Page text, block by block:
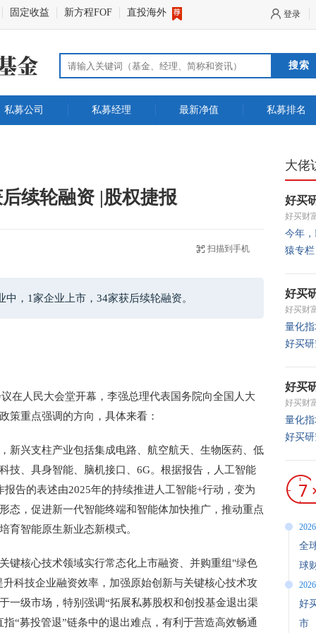
固定收益 新方程FOF 直投海外 登录
搜索
私募公司 私募经理 最新净值 私募排名
续轮融资 |股权捷报
扫描到手机
，1家企业上市，34家获后续轮融资。
在人民大会堂开幕，李强总理代表国务院向全国人大
策重点强调的方向，具体来看：
新兴支柱产业包括集成电路、航空航天、生物医药、低
技、具身智能、脑机接口、6G。根据报告，人工智能
告的表述由2025年的持续推进人工智能+行动，变为
态，促进新一代智能终端和智能体加快推广，推动重点
育智能原生新业态新模式。
键核心技术领域实行常态化上市融资、并购重组"绿色
科技企业融资效率，加强原始创新与关键核心技术攻
一级市场，特别强调“拓展私募股权和创投基金退出渠
“募投管退”链条中的退出难点，有利于营造高效畅通
大佬
好买
好买财
今年
猿专栏
好买
好买财
量化
好买
好买
好买财
量化
好买
全
球
好
市